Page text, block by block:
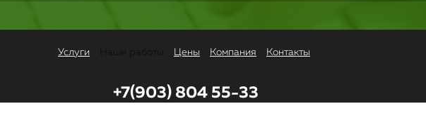
Услуги Цены Компания Контакты
+7(903) 804 55-33